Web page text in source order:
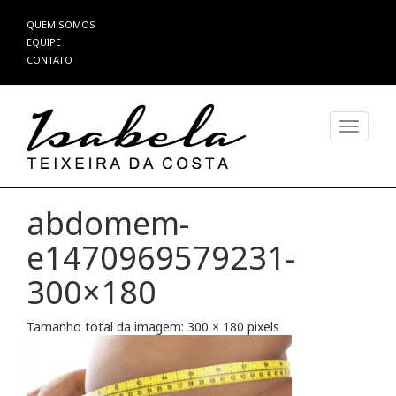
Pular
para
o
QUEM SOMOS
EQUIPE
CONTATO
abdomem-
e1470969579231-
300×180
Tamanho total da imagem: 300 × 180 pixels